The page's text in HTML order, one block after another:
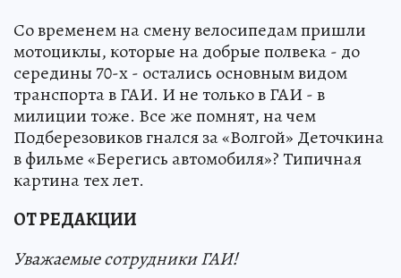
Со временем на смену велосипедам пришли
мотоциклы, которые на добрые полвека - до
середины 70-х - остались основным видом
транспорта в ГАИ. И не только в ГАИ - в
милиции тоже. Все же помнят, на чем
Подберезовиков гнался за «Волгой» Деточкина
в фильме «Берегись автомобиля»? Типичная
картина тех лет.
ОТ РЕДАКЦИИ
Уважаемые сотрудники ГАИ!